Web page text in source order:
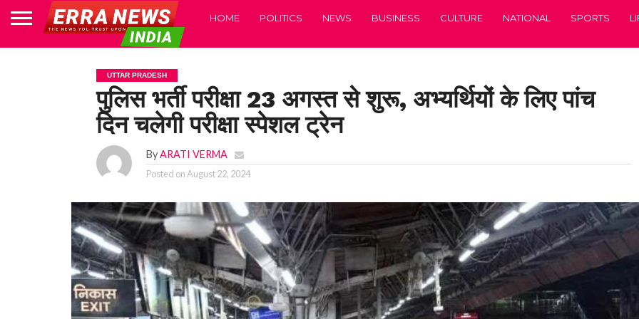
HOME POLITICS NEWS BUSINESS CULTURE NATIONAL SPORTS
UTTAR PRADESH
पुलिस भर्ती परीक्षा 23 अगस्त से शुरू, अभ्यर्थियों के लिए पांच
दिन चलेगी परीक्षा स्पेशल ट्रेन
ByARATI VERMA
Posted onAugust 22, 2024